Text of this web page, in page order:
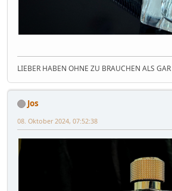
LIEBER HABEN OHNE ZU BRAUCHEN ALS
Jos
08. Oktober 2024, 07:52:38